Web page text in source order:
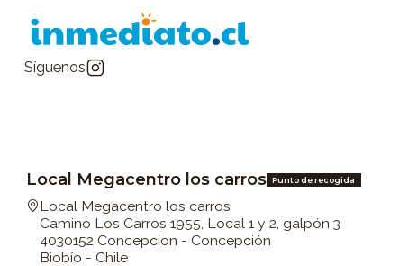
Síguenos
Local Megacentro los carros Punto de recogida
Local Megacentro los carros
Camino Los Carros 1955, Local 1 y 2, galpón 3
4030152 Concepcion - Concepción
Biobío - Chile